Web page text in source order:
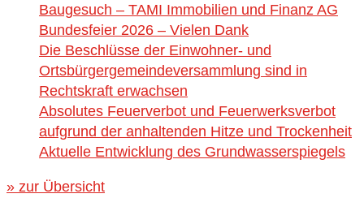
Baugesuch – TAMI Immobilien und Finanz AG
Bundesfeier 2026 – Vielen Dank
Die Beschlüsse der Einwohner- und
Ortsbürgergemeindeversammlung sind in
Rechtskraft erwachsen
Absolutes Feuerverbot und Feuerwerksverbot
aufgrund der anhaltenden Hitze und Trockenheit
Aktuelle Entwicklung des Grundwasserspiegels
» zur Übersicht